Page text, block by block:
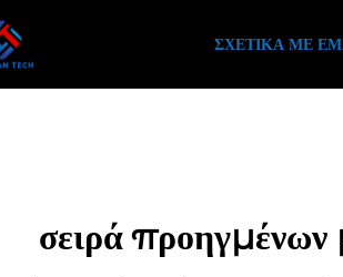
ΣΧΕΤΙΚΆ ΜΕ
σειρά